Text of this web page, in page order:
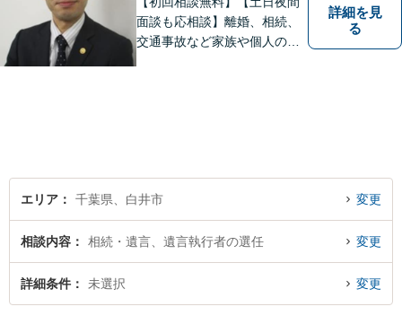
面談も応相談】離婚、相続、
交通事故など家族や個人のト
詳細を見
る
エリア 千葉県、白井市 変更
相談内容 相続・遺言、遺言執行者の選任 変更
詳細条件 未選択 変更